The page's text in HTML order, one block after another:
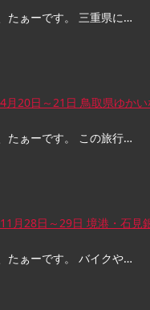
たぁーです。 三重県に…
月20日～21日 鳥取県ゆか
たぁーです。 この旅行…
月28日～29日 境港・石見
たぁーです。 バイクや…